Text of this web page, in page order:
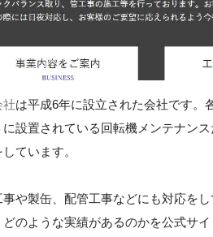
社は平成6年に設立された会社です。
設置されている回転機メンテナン
ています。
や製缶、配管工事などにも対応を
のような実績があるのかを公式サイ